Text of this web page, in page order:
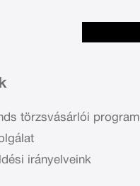
törzsvásárlói program
irányelveink